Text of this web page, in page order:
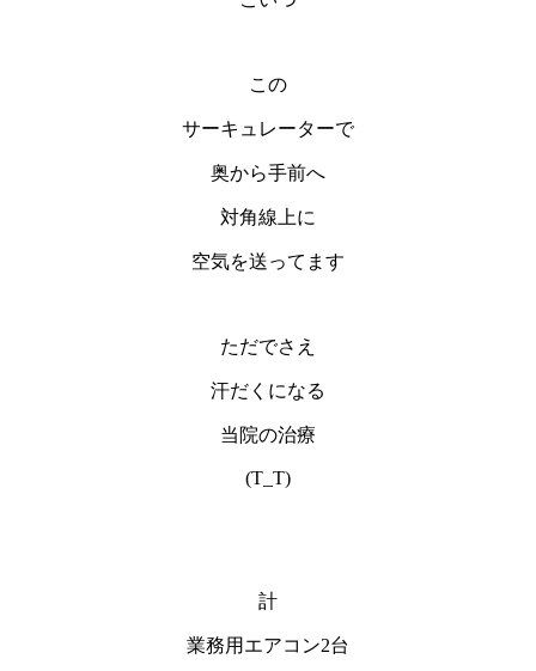
この
サーキュレーターで
奥から手前へ
対角線上に
空気を送ってます
ただでさえ
汗だくになる
当院の治療
(T_T)
計
業務用エアコン2台